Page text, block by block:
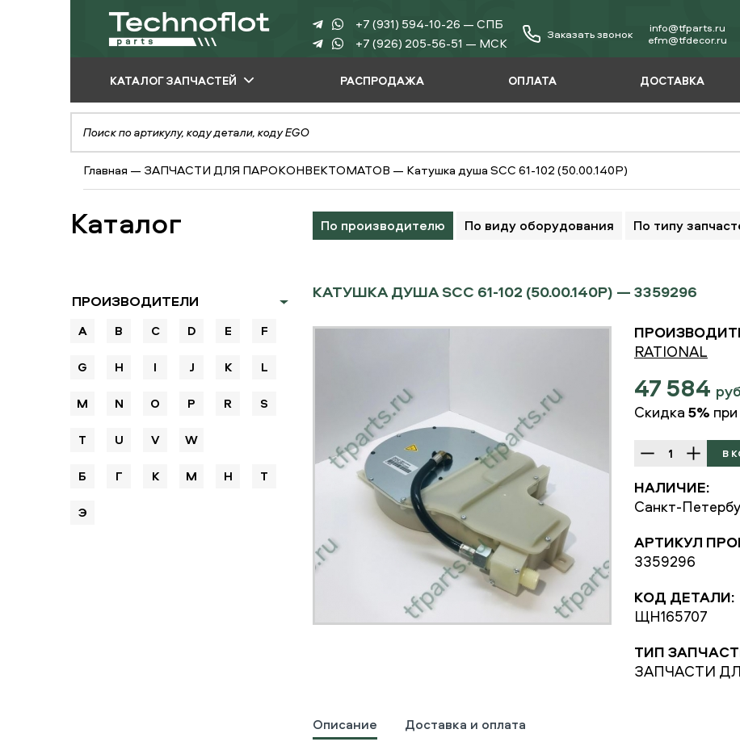
+7 (931) 594-10-26 — СПБ
+7 (926) 205-56-51 — МСК
Заказать звонок
info@tfparts.ru
еfm@tfdecor.ru
КАТАЛОГ ЗАПЧАСТЕЙ
ПО ПРОИЗВОДИТЕЛЮ
ПО ВИДУ
ОБОРУДОВАНИЯ
ПО ТИПУ ЗАПЧАСТЕЙ
РАСПРОДАЖА ОПЛАТА ДОСТАВКА
Главная — ЗАПЧАСТИ ДЛЯ ПАРОКОНВЕКТОМАТОВ — Катушка душа SCC 61-102 (50.00.140P)
Каталог По производителю По виду оборудования По типу
ПРОИЗВОДИТЕЛИ
A B C D E F
G H I J K L
M N O P R S
T U V W
Б Г К М Н Т
Э
КАТУШКА ДУША SCC 61-102 (50.00.140P) — 3359296
RATIONAL
47 584 руб
Скидка 5%
НАЛИЧИЕ:
Санкт-
АРТИКУЛ
3359296
КОД ДЕТАЛИ:
ЩН165707
ТИП
ЗАПЧАСТИ
Описание Доставка и оплата